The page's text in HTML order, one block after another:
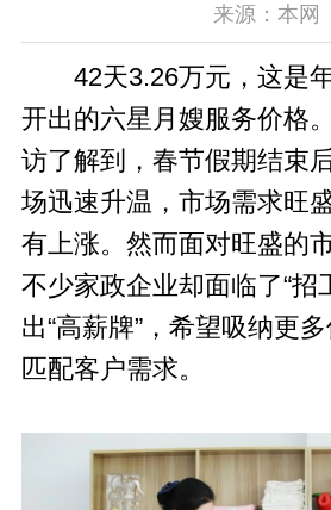
来源：本网
42天3.26万元，这是年
开出的六星月嫂服务价格
访了解到，春节假期结束
场迅速升温，市场需求旺
有上涨。然而面对旺盛的
不少家政企业却面临了“招
出“高薪牌”，希望吸纳更
匹配客户需求。